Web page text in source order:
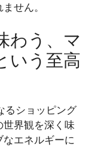
せん。
わう、マ
いう至高
るショッピング
界観を深く味
エネルギーに